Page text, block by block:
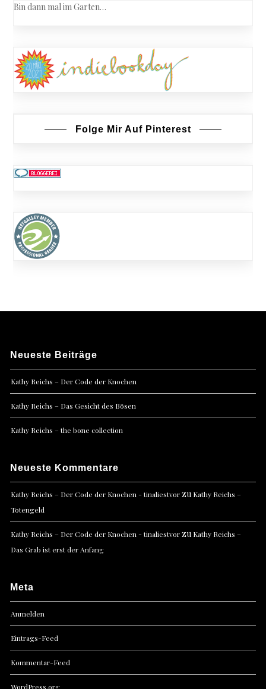
Bin dann mal im Garten…
Folge Mir Auf Pinterest
Neueste Beiträge
Kathy Reichs – Der Code der Knochen
Kathy Reichs – Das Gesicht des Bösen
Kathy Reichs – the bone collection
Neueste Kommentare
Kathy Reichs – Der Code der Knochen - tinaliestvorzu Kathy Reichs –
Totengeld
Kathy Reichs – Der Code der Knochen - tinaliestvorzu Kathy Reichs –
Das Grab ist erst der Anfang
Meta
Anmelden
Eintrags-Feed
Kommentar-Feed
WordPress.org